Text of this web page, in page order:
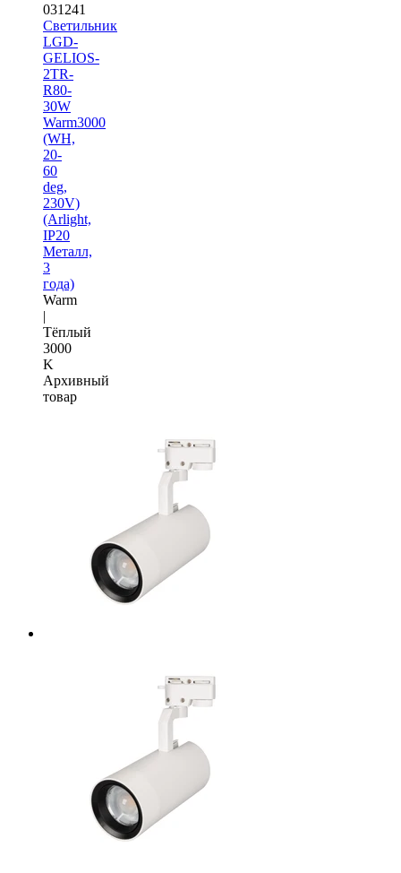
031241
Светильник
LGD-
GELIOS-
2TR-
R80-
30W
Warm3000
(WH,
20-
60
deg,
230V)
(Arlight,
IP20
Металл,
3
года)
Warm
|
Тёплый
3000
K
Архивный
товар